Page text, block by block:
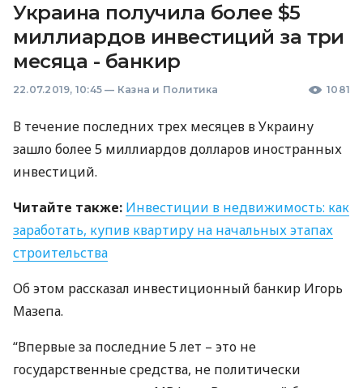
Украина получила более $5
миллиардов инвестиций за три
месяца - банкир
22.07.2019, 10:45 — Казна и Политика 1081
В течение последних трех месяцев в Украину
зашло более 5 миллиардов долларов иностранных
инвестиций.
Читайте также: Инвестиции в недвижимость: как
заработать, купив квартиру на начальных этапах
строительства
Об этом рассказал инвестиционный банкир Игорь
Мазепа.
“Впервые за последние 5 лет – это не
государственные средства, не политически